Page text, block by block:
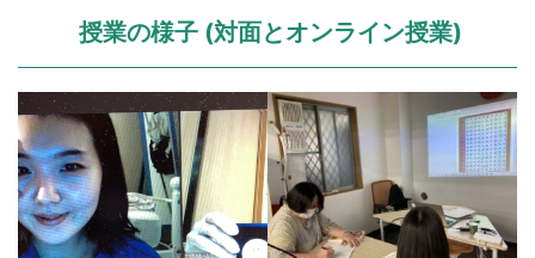
授業の様子 (対面とオンライン授業)